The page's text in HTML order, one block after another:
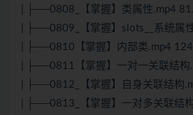
| ├──0808_【掌握】类属性.mp4
| ├──0809_【掌握】slots__系统属
| ├──0810【掌握】内部类.mp4
| ├──0811【掌握】一对一关联结构
| ├──0812_【掌握】自身关联结构
| ├──0813_【掌握】一对多关联结